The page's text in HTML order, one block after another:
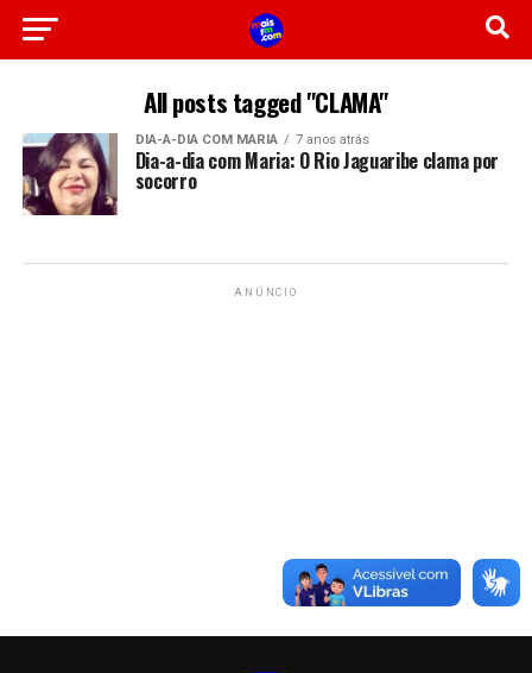
All posts tagged "CLAMA"
DIA-A-DIA COM MARIA 7 anos atrás
Dia-a-dia com Maria: O Rio Jaguaribe clama por
socorro
ANÚNCIO